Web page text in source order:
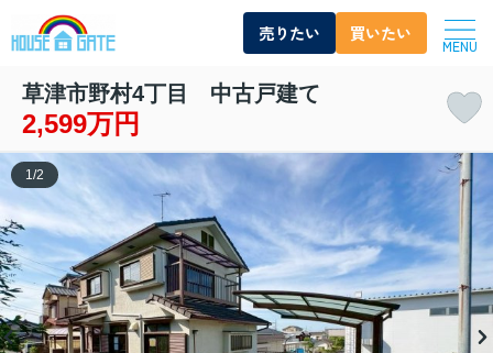
売りたい 買いたい
MENU
草津市野村4丁目 中古戸建て
2,599万円
1 /2